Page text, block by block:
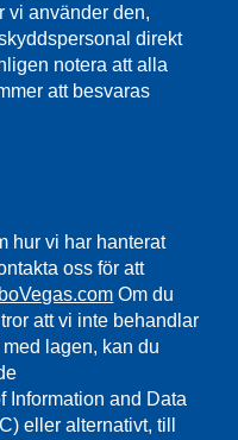
vi använder den,
direkt
notera att alla
att besvaras
hur vi har hanterat
oss för att
Om du
att vi inte behandlar
lagen, kan du
Information and Data
eller alternativt, till